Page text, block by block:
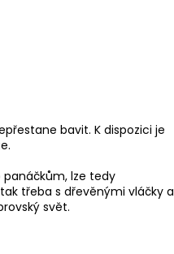
bavit. K dispozici je
panáčkům, lze tedy
třeba s dřevěnými vláčky a
svět.